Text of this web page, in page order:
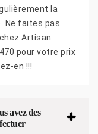
la
Ne faites pas
Artisan
pour votre prix
en !!!
avez des